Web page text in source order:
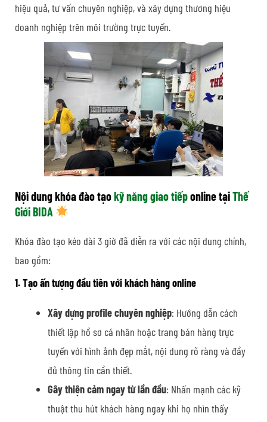
hiệu quả, tư vấn chuyên nghiệp, và xây dựng thương hiệu
doanh nghiệp trên môi trường trực tuyến.
Nội dung khóa đào tạokỹ năng giao tiếponline tạiThế
Giới BIDA
Khóa đào tạo kéo dài 3 giờ đã diễn ra với các nội dung chính,
bao gồm:
1. Tạo ấn tượng đầu tiên với khách hàng online
Xây dựng profile chuyên nghiệp: Hướng dẫn cách
thiết lập hồ sơ cá nhân hoặc trang bán hàng trực
tuyến với hình ảnh đẹp mắt, nội dung rõ ràng và đầy
đủ thông tin cần thiết.
Gây thiện cảm ngay từ lần đầu: Nhấn mạnh các kỹ
thuật thu hút khách hàng ngay khi họ nhìn thấy